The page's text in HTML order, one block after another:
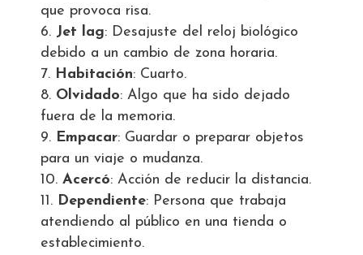
que provoca risa.
Jet lag: Desajuste del reloj biológico
debido a un cambio de zona horaria.
Habitación: Cuarto.
Olvidado: Algo que ha sido dejado
fuera de la memoria.
Empacar: Guardar o preparar objetos
para un viaje o mudanza.
Acercó: Acción de reducir la distancia.
Dependiente: Persona que trabaja
atendiendo al público en una tienda o
establecimiento.